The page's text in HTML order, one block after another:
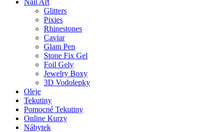
Nail Art
Glitters
Pixies
Rhinestones
Caviar
Glam Pen
Stone Fix Gel
Foil Gely
Jewelry Boxy
3D Vodolepky
Oleje
Tekutiny
Pomocné Tekutiny
Online Kurzy
Nábytek